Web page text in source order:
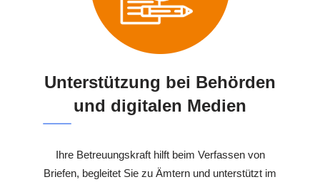
Unterstützung bei Behörden
und digitalen Medien
Ihre Betreuungskraft hilft beim Verfassen von
Briefen, begleitet Sie zu Ämtern und unterstützt im